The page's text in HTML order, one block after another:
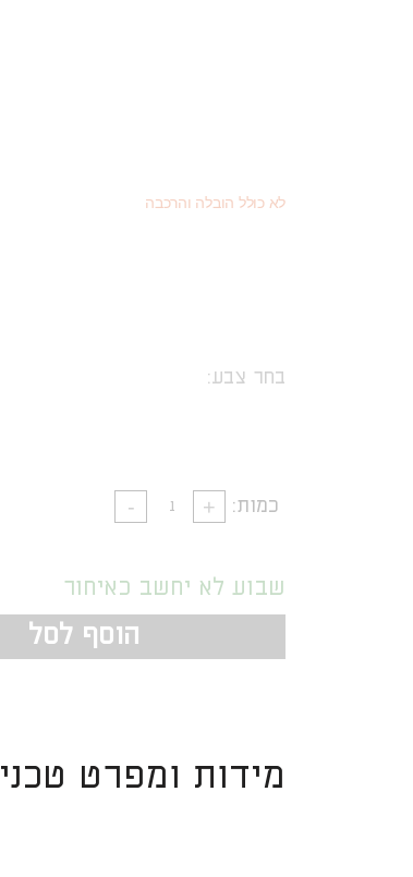
לא כולל הובלה והרכבה
בחר צבע:
כמות:
שבוע לא יחשב כאיחור
הוסף לסל
מידות ומפרט טכני